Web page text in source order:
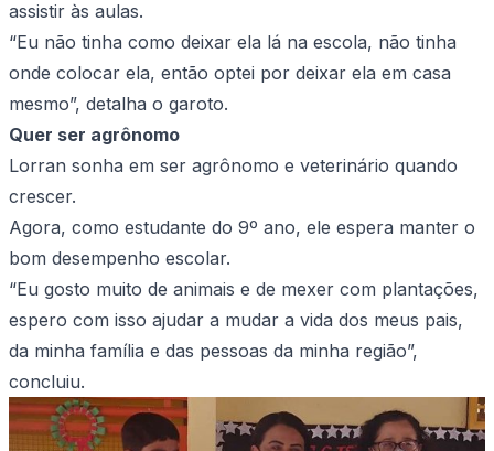
assistir às aulas.
“Eu não tinha como deixar ela lá na escola, não tinha
onde colocar ela, então optei por deixar ela em casa
mesmo”, detalha o garoto.
Quer ser agrônomo
Lorran sonha em ser agrônomo e veterinário quando
crescer.
Agora, como estudante do 9º ano, ele espera manter o
bom desempenho escolar.
“Eu gosto muito de animais e de mexer com plantações,
espero com isso ajudar a mudar a vida dos meus pais,
da minha família e das pessoas da minha região”,
concluiu.